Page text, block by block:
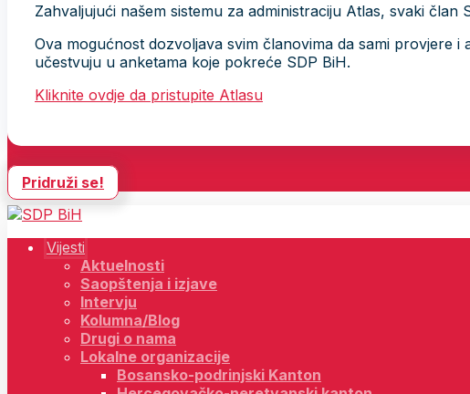
Zahvaljujući našem sistemu za administraciju Atlas, svaki
Ova mogućnost dozvoljava svim članovima da sami provjere
učestvuju u anketama koje pokreće SDP BiH.
Kliknite ovdje da pristupite Atlasu
Pridruži se!
Vijesti
Aktuelnosti
Saopštenja i izjave
Intervju
Kolumna/Blog
Drugi o nama
Lokalne organizacije
Bosansko-podrinjski Kanton